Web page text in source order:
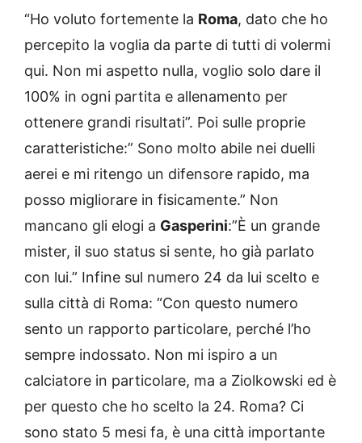
“Ho voluto fortemente la Roma, dato che ho
percepito la voglia da parte di tutti di volermi
qui. Non mi aspetto nulla, voglio solo dare il
100% in ogni partita e allenamento per
ottenere grandi risultati”. Poi sulle proprie
caratteristiche:” Sono molto abile nei duelli
aerei e mi ritengo un difensore rapido, ma
posso migliorare in fisicamente.” Non
mancano gli elogi a Gasperini:”È un grande
mister, il suo status si sente, ho già parlato
con lui.” Infine sul numero 24 da lui scelto e
sulla città di Roma: “Con questo numero
sento un rapporto particolare, perché l’ho
sempre indossato. Non mi ispiro a un
calciatore in particolare, ma a Ziolkowski ed è
per questo che ho scelto la 24. Roma? Ci
sono stato 5 mesi fa, è una città importante